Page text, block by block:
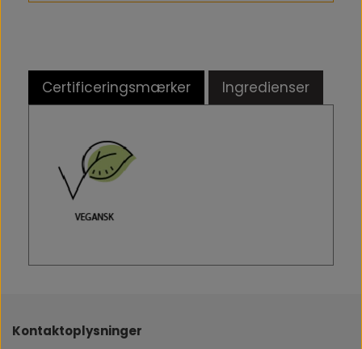
Certificeringsmærker Ingredienser
Kontaktoplysninger